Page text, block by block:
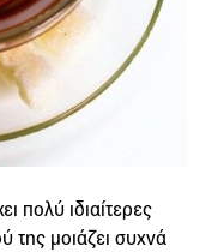
πολύ ιδιαίτερες
της μοιάζει συχνά